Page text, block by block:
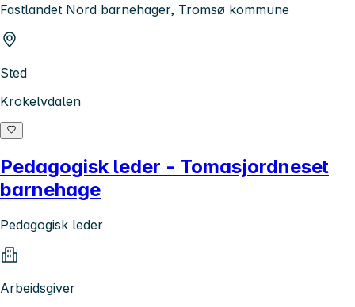
Fastlandet Nord barnehager, Tromsø kommune
Sted
Krokelvdalen
Pedagogisk leder - Tomasjordneset
barnehage
Pedagogisk leder
Arbeidsgiver